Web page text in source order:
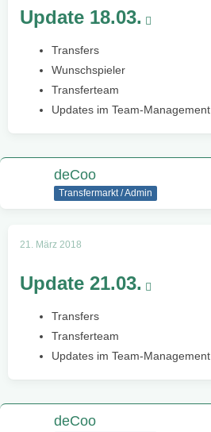
Update 18.03.
Transfers
Wunschspieler
Transferteam
Updates im Team-Management
deCoo
Transfermarkt / Admin
21. März 2018
Update 21.03.
Transfers
Transferteam
Updates im Team-Management
deCoo